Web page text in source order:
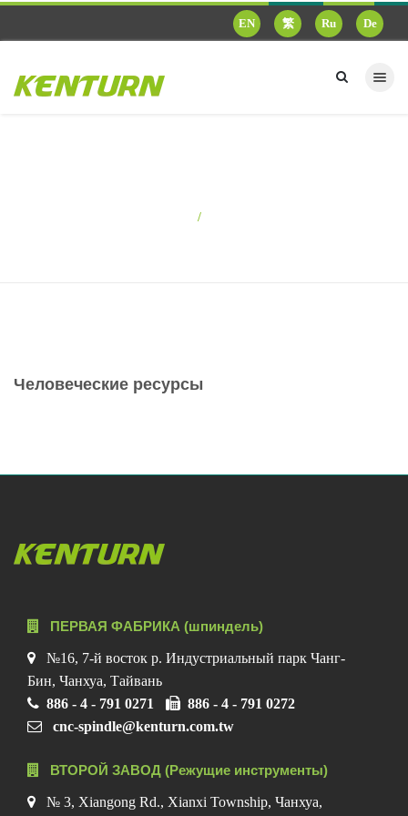
EN 繁 Ru De
Человеческие ресурсы
ПЕРВАЯ ФАБРИКА (шпиндель)
№16, 7-й восток р. Индустриальный парк Чанг-
Бин, Чанхуа, Тайвань
886 - 4 - 791 0271
886 - 4 - 791 0272
cnc-spindle@kenturn.com.tw
ВТОРОЙ ЗАВОД (Режущие инструменты)
№ 3, Xiangong Rd., Xianxi Township, Чанхуа,